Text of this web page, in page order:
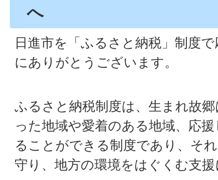
へ
日進市を「ふるさと納税」制度
にありがとうございます。
ふるさと納税制度は、生まれ故
った地域や愛着のある地域、応
ることができる制度であり、そ
守り、地方の環境をはぐくむ支